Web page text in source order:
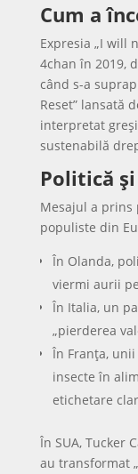
Cum a
Expresia „I will
4chan în 2019,
când s-a
Reset” lansată
interpretat
sustenabilă
Politică
Mesajul a
populiste din
În Olanda,
viermi aurii
În Italia, un
„pierderea
În Franța,
insecte în
etichetare
În SUA, Tucker
au transformat